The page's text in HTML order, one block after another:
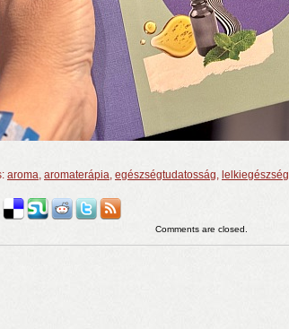
aroma, aromaterápia, egészségtudatosság, lelkiegészség
Comments are closed.